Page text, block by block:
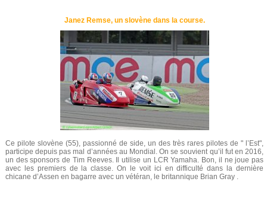
Janez Remse, un slovène dans la course.
Ce pilote slovène (55), passionné de side, un des très rares pilotes de " l’Est",
participe depuis pas mal d’années au Mondial. On se souvient qu’il fut en 2016,
un des sponsors de Tim Reeves. Il utilise un LCR Yamaha. Bon, il ne joue pas
avec les premiers de la classe. On le voit ici en difficulté dans la dernière
chicane d’Assen en bagarre avec un vétéran, le britannique Brian Gray .